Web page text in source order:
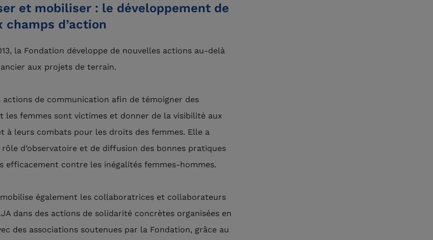
et mobiliser : le développement de
champs d’action
la Fondation développe de nouvelles actions au-delà
aux projets de terrain.
actions de communication afin de témoigner des
les femmes sont victimes et donner de la visibilité aux
à leurs combats pour les droits des femmes. Elle a
d’observatoire et de diffusion des bonnes pratiques
efficacement contre les inégalités femmes-hommes.
également les collaboratrices et collaborateurs
dans des actions de solidarité concrètes organisées en
des associations soutenues par la Fondation, grâce au